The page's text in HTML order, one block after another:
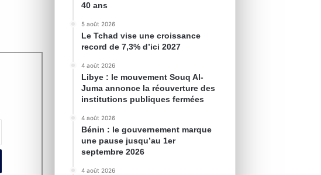
40 ans
5 août 2026
Le Tchad vise une croissance
record de 7,3% d’ici 2027
4 août 2026
Libye : le mouvement Souq Al-
Juma annonce la réouverture des
institutions publiques fermées
4 août 2026
Bénin : le gouvernement marque
une pause jusqu’au 1er
septembre 2026
4 août 2026